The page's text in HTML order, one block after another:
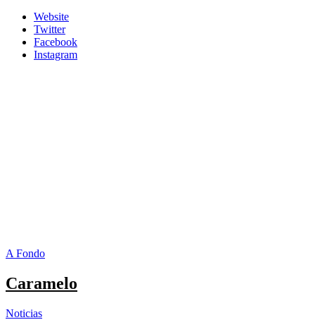
Website
Twitter
Facebook
Instagram
A Fondo
Caramelo
Noticias